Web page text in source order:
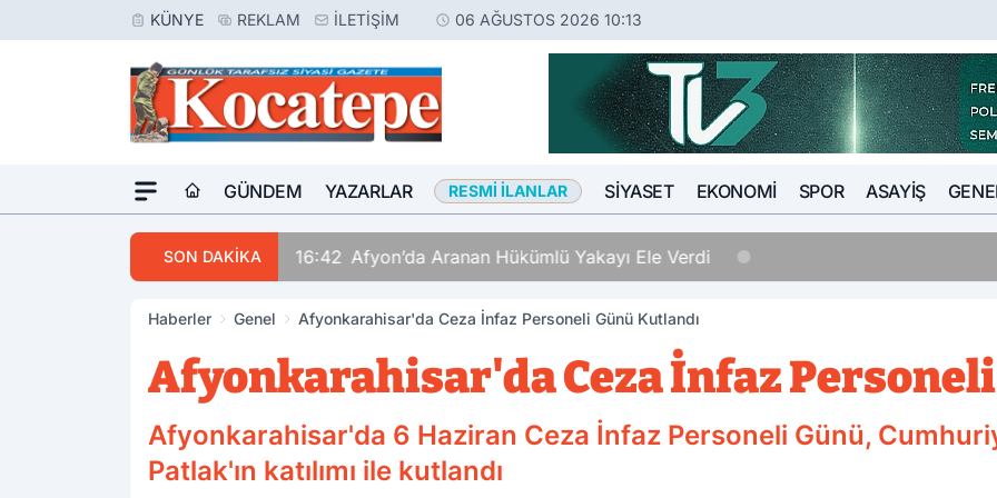
KÜNYE REKLAM İLETIŞIM 06 AĞUSTOS 2026 10:13
GÜNDEM YAZARLAR RESMI İLANLAR SIYASET EKONOMI SPOR ASAYIŞ
SON DAKİKA 16:42 Afyon’da Aranan Hükümlü Yakayı Ele Verdi
Haberler Genel Afyonkarahisar'da Ceza İnfaz Personeli Günü Kutlandı
Afyonkarahisar'da Ceza İnfaz
Afyonkarahisar'da 6 Haziran Ceza İnfaz Personeli Günü,
Patlak'ın katılımı ile kutlandı